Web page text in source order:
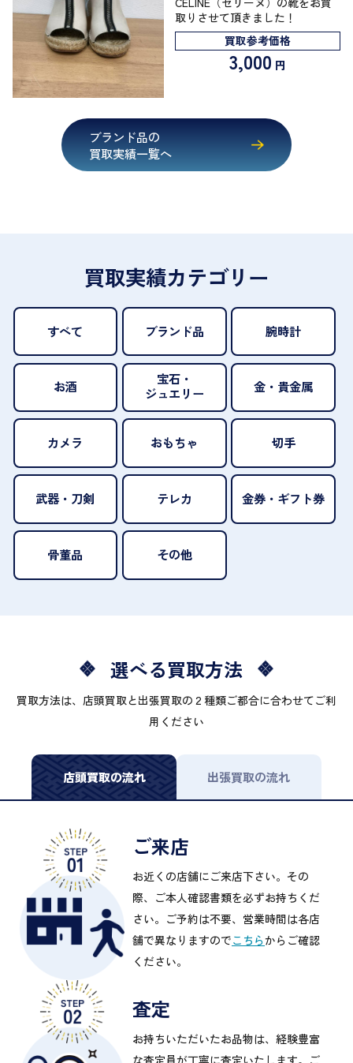
取りさせて頂きました！
買取参考価格
3,000 円
ブランド品の
買取実績一覧へ
買取実績カテゴリー
すべて ブランド品 腕時計
お酒
宝石・
ジュエリー
金・貴金属
カメラ おもちゃ 切手
武器・刀剣 テレカ 金券・ギフト券
骨董品 その他
選べる買取方法
買取方法は、店頭買取と出張買取の２種類ご都合に合わせてご利
用ください
店頭買取の流れ 出張買取の流れ
ご来店
お近くの店舗にご来店下さい。その
際、ご本人確認書類を必ずお持ちくだ
さい。ご予約は不要、営業時間は各店
舗で異なりますのでこちらからご確認
ください。
査定
お持ちいただいたお品物は、経験豊富